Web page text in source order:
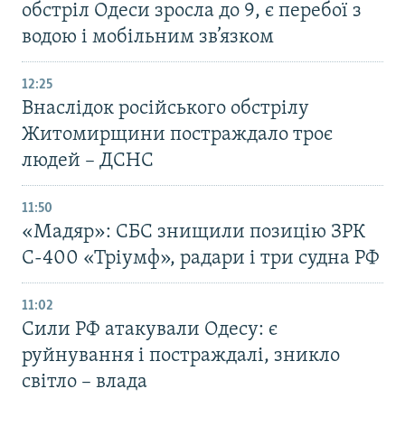
обстріл Одеси зросла до 9, є перебої з
водою і мобільним зв’язком
12:25
Внаслідок російського обстрілу
Житомирщини постраждало троє
людей – ДСНС
11:50
«Мадяр»: СБС знищили позицію ЗРК
С-400 «Тріумф», радари і три судна РФ
11:02
Сили РФ атакували Одесу: є
руйнування і постраждалі, зникло
світло – влада